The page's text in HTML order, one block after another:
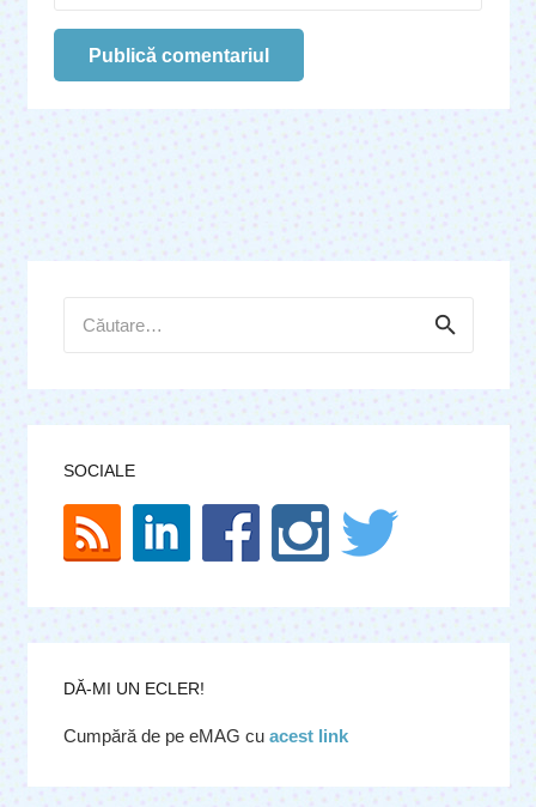
Publică comentariul
după:
SOCIALE
DĂ-MI UN ECLER!
Cumpără de pe eMAG cu acest link